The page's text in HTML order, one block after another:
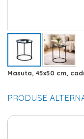
Skip
beginning
the
Masuta, 45x50 cm,
PRODUSE